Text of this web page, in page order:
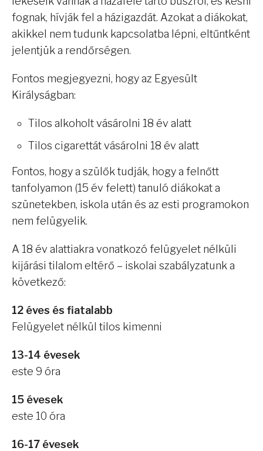
fognak, hívják fel a házigazdát. Azokat a diákokat,
akikkel nem tudunk kapcsolatba lépni, eltűntként
jelentjük a rendőrségen.
Fontos megjegyezni, hogy az Egyesült
Királyságban:
Tilos alkoholt vásárolni 18 év alatt
Tilos cigarettát vásárolni 18 év alatt
Fontos, hogy a szülők tudják, hogy a felnőtt
tanfolyamon (15 év felett) tanuló diákokat a
szünetekben, iskola után és az esti programokon
nem felügyelik.
A 18 év alattiakra vonatkozó felügyelet nélküli
kijárási tilalom eltérő – iskolai szabályzatunk a
következő:
12 éves és fiatalabb
Felügyelet nélkül tilos kimenni
13-14 évesek
este 9 óra
15 évesek
este 10 óra
16-17 évesek